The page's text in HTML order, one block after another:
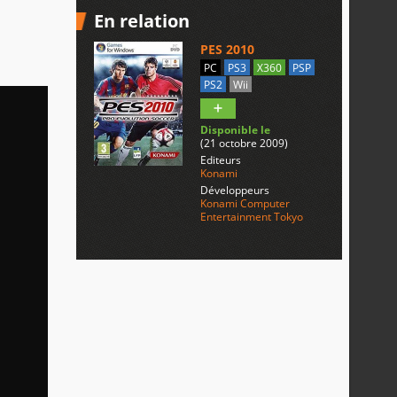
En relation
PES 2010
PC PS3 X360
PSP
PS2
Wii
Disponible le
(21 octobre 2009)
Editeurs
Konami
Développeurs
Konami Computer
Entertainment Tokyo